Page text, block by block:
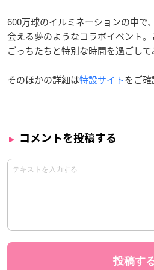
600万球のイルミネーションの中で
会える夢のようなコラボイベント
ごっちたちと特別な時間を過ごして
そのほかの詳細は特設サイトをご確
コメントを投稿する